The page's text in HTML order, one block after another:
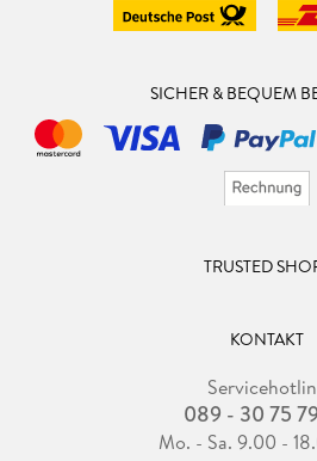
SICHER & BEQUEM
TRUSTED
KONTAKT
089 - 30 75
Mo. - Sa. 9.00 -